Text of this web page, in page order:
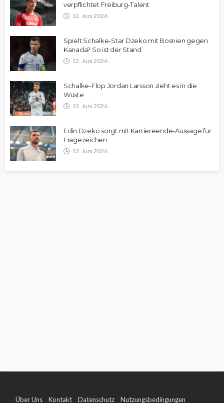
verpflichtet Freiburg-Talent
12. Juni 2026
Spielt Schalke-Star Dzeko mit Bosnien gegen
Kanada? So ist der Stand
12. Juni 2026
Schalke-Flop Jordan Larsson zieht es in die
Wüste
12. Juni 2026
Edin Dzeko sorgt mit Karriereende-Aussage für
Fragezeichen
12. Juni 2026
Über Uns Kontakt Datenschutz Nutzungsbedingungen